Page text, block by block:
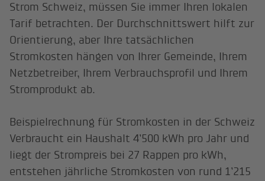
Strom Schweiz, müssen Sie immer Ihren lokalen
Tarif betrachten. Der Durchschnittswert hilft zur
Orientierung, aber Ihre tatsächlichen
Stromkosten hängen von Ihrer Gemeinde, Ihrem
Netzbetreiber, Ihrem Verbrauchsprofil und Ihrem
Stromprodukt ab.
Beispielrechnung für Stromkosten in der Schweiz
Verbraucht ein Haushalt 4’500 kWh pro Jahr und
liegt der Strompreis bei 27 Rappen pro kWh,
entstehen jährliche Stromkosten von rund 1’215